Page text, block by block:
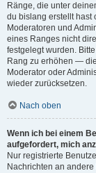
Ränge, die unter
du bislang erstellt hast
Moderatoren und
eines Ranges nicht
festgelegt wurden.
Rang zu erhöhen —
Moderator oder
wieder zurücksetzen.
Nach oben
Wenn ich bei einem
aufgefordert, mich
Nur registrierte
Nachrichten an